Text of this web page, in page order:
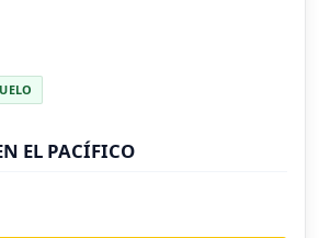
EL PACÍFICO